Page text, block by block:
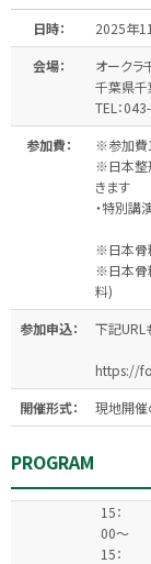
日時：
2025年
会場：
オーク
千葉県
TEL：
参加費：
※参加費
※日本整
きます
・特別講
※日本骨
※日本骨
料)
参加申込：
下記URL
https://
開催形式：
現地開催
PROGRAM
15：
00～
15：